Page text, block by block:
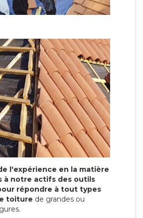
l'expérience en la matière
à notre actifs des outils
répondre à tout types
toiture de grandes ou